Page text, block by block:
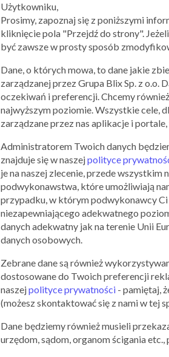
Użytkowniku,
Prosimy, zapoznaj się z poniższymi
kliknięcie pola "Przejdź do strony".
być zawsze w prosty sposób
Dane, o których mowa, to dane jakie
zarządzanej przez Grupa Blix Sp. z o.o.
oczekiwań i preferencji. Chcemy
najwyższym poziomie. Wszystkie cele,
zarządzane przez nas aplikacje i
Administratorem Twoich danych
znajduje się w naszejpolityce
je na naszej zlecenie, przede
podwykonawstwa, które umożliwiają
przypadku, w którym podwykonawcy Ci
niezapewniającego adekwatnego
danych adekwatny jak na terenie Unii
danych osobowych.
Zebrane dane są również
dostosowane do Twoich preferencji
naszejpolityce prywatności - pamiętaj,
(możesz skontaktować się z nami w tej
Dane będziemy również musieli
urzędom, sądom, organom ścigania